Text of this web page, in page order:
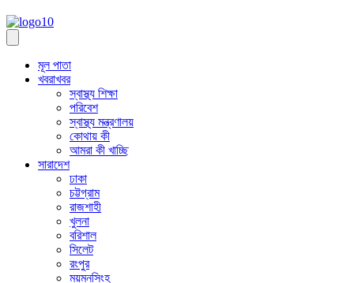
মূল পাতা
খবরাখবর
স্বাস্থ্য শিক্ষা
পরিবেশ
স্বাস্থ্য মন্ত্রণালয়
কোথায় কী
আমরা কী খাচ্ছি
সারাদেশ
ঢাকা
চট্টগ্রাম
রাজশাহী
খুলনা
বরিশাল
সিলেট
রংপুর
ময়মনসিংহ